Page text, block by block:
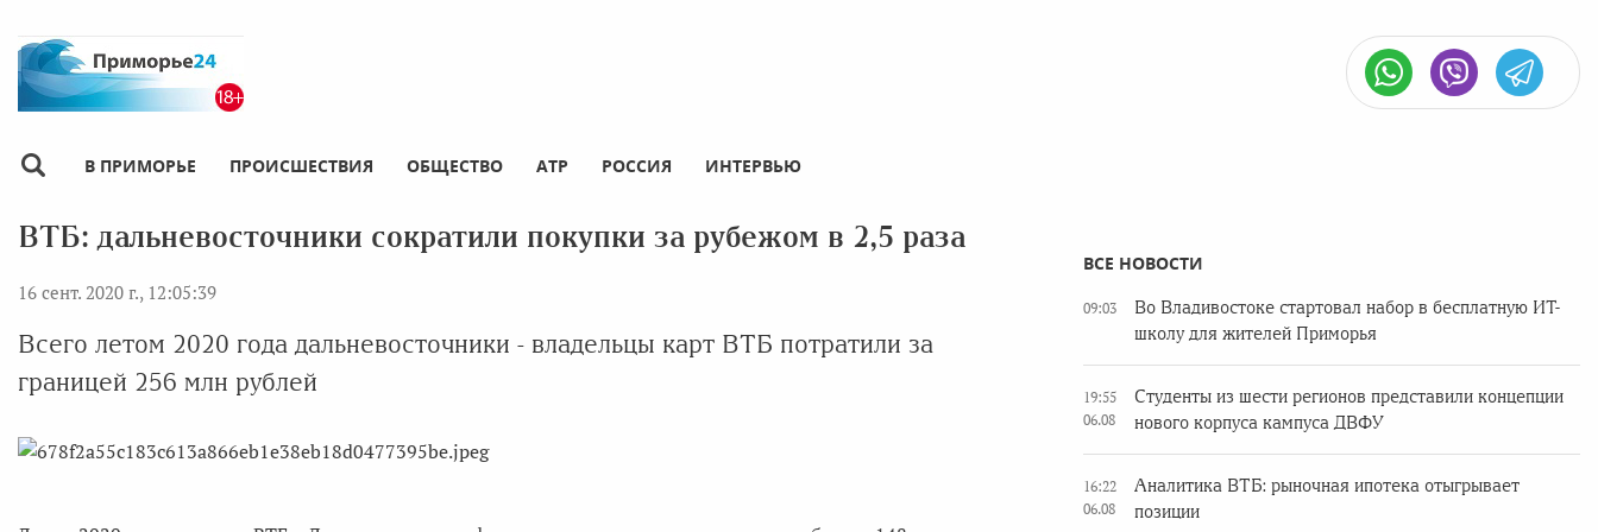
В ПРИМОРЬЕ ПРОИСШЕСТВИЯ ОБЩЕСТВО АТР РОССИЯ ИНТЕРВЬЮ
ВТБ: дальневосточники сократили покупки за рубежом в 2,5 раза
16 сент. 2020 г., 12:05:39
Всего летом 2020 года дальневосточники - владельцы карт ВТБ потратили за
границей 256 млн рублей
ВСЕ НОВОСТИ
09:03
Во Владивостоке стартовал набор в бесплатную ИТ-
школу для жителей Приморья
19:55
06.08
Студенты из шести регионов представили концепции
нового корпуса кампуса ДВФУ
16:22
06.08
Аналитика ВТБ: рыночная ипотека отыгрывает
позиции